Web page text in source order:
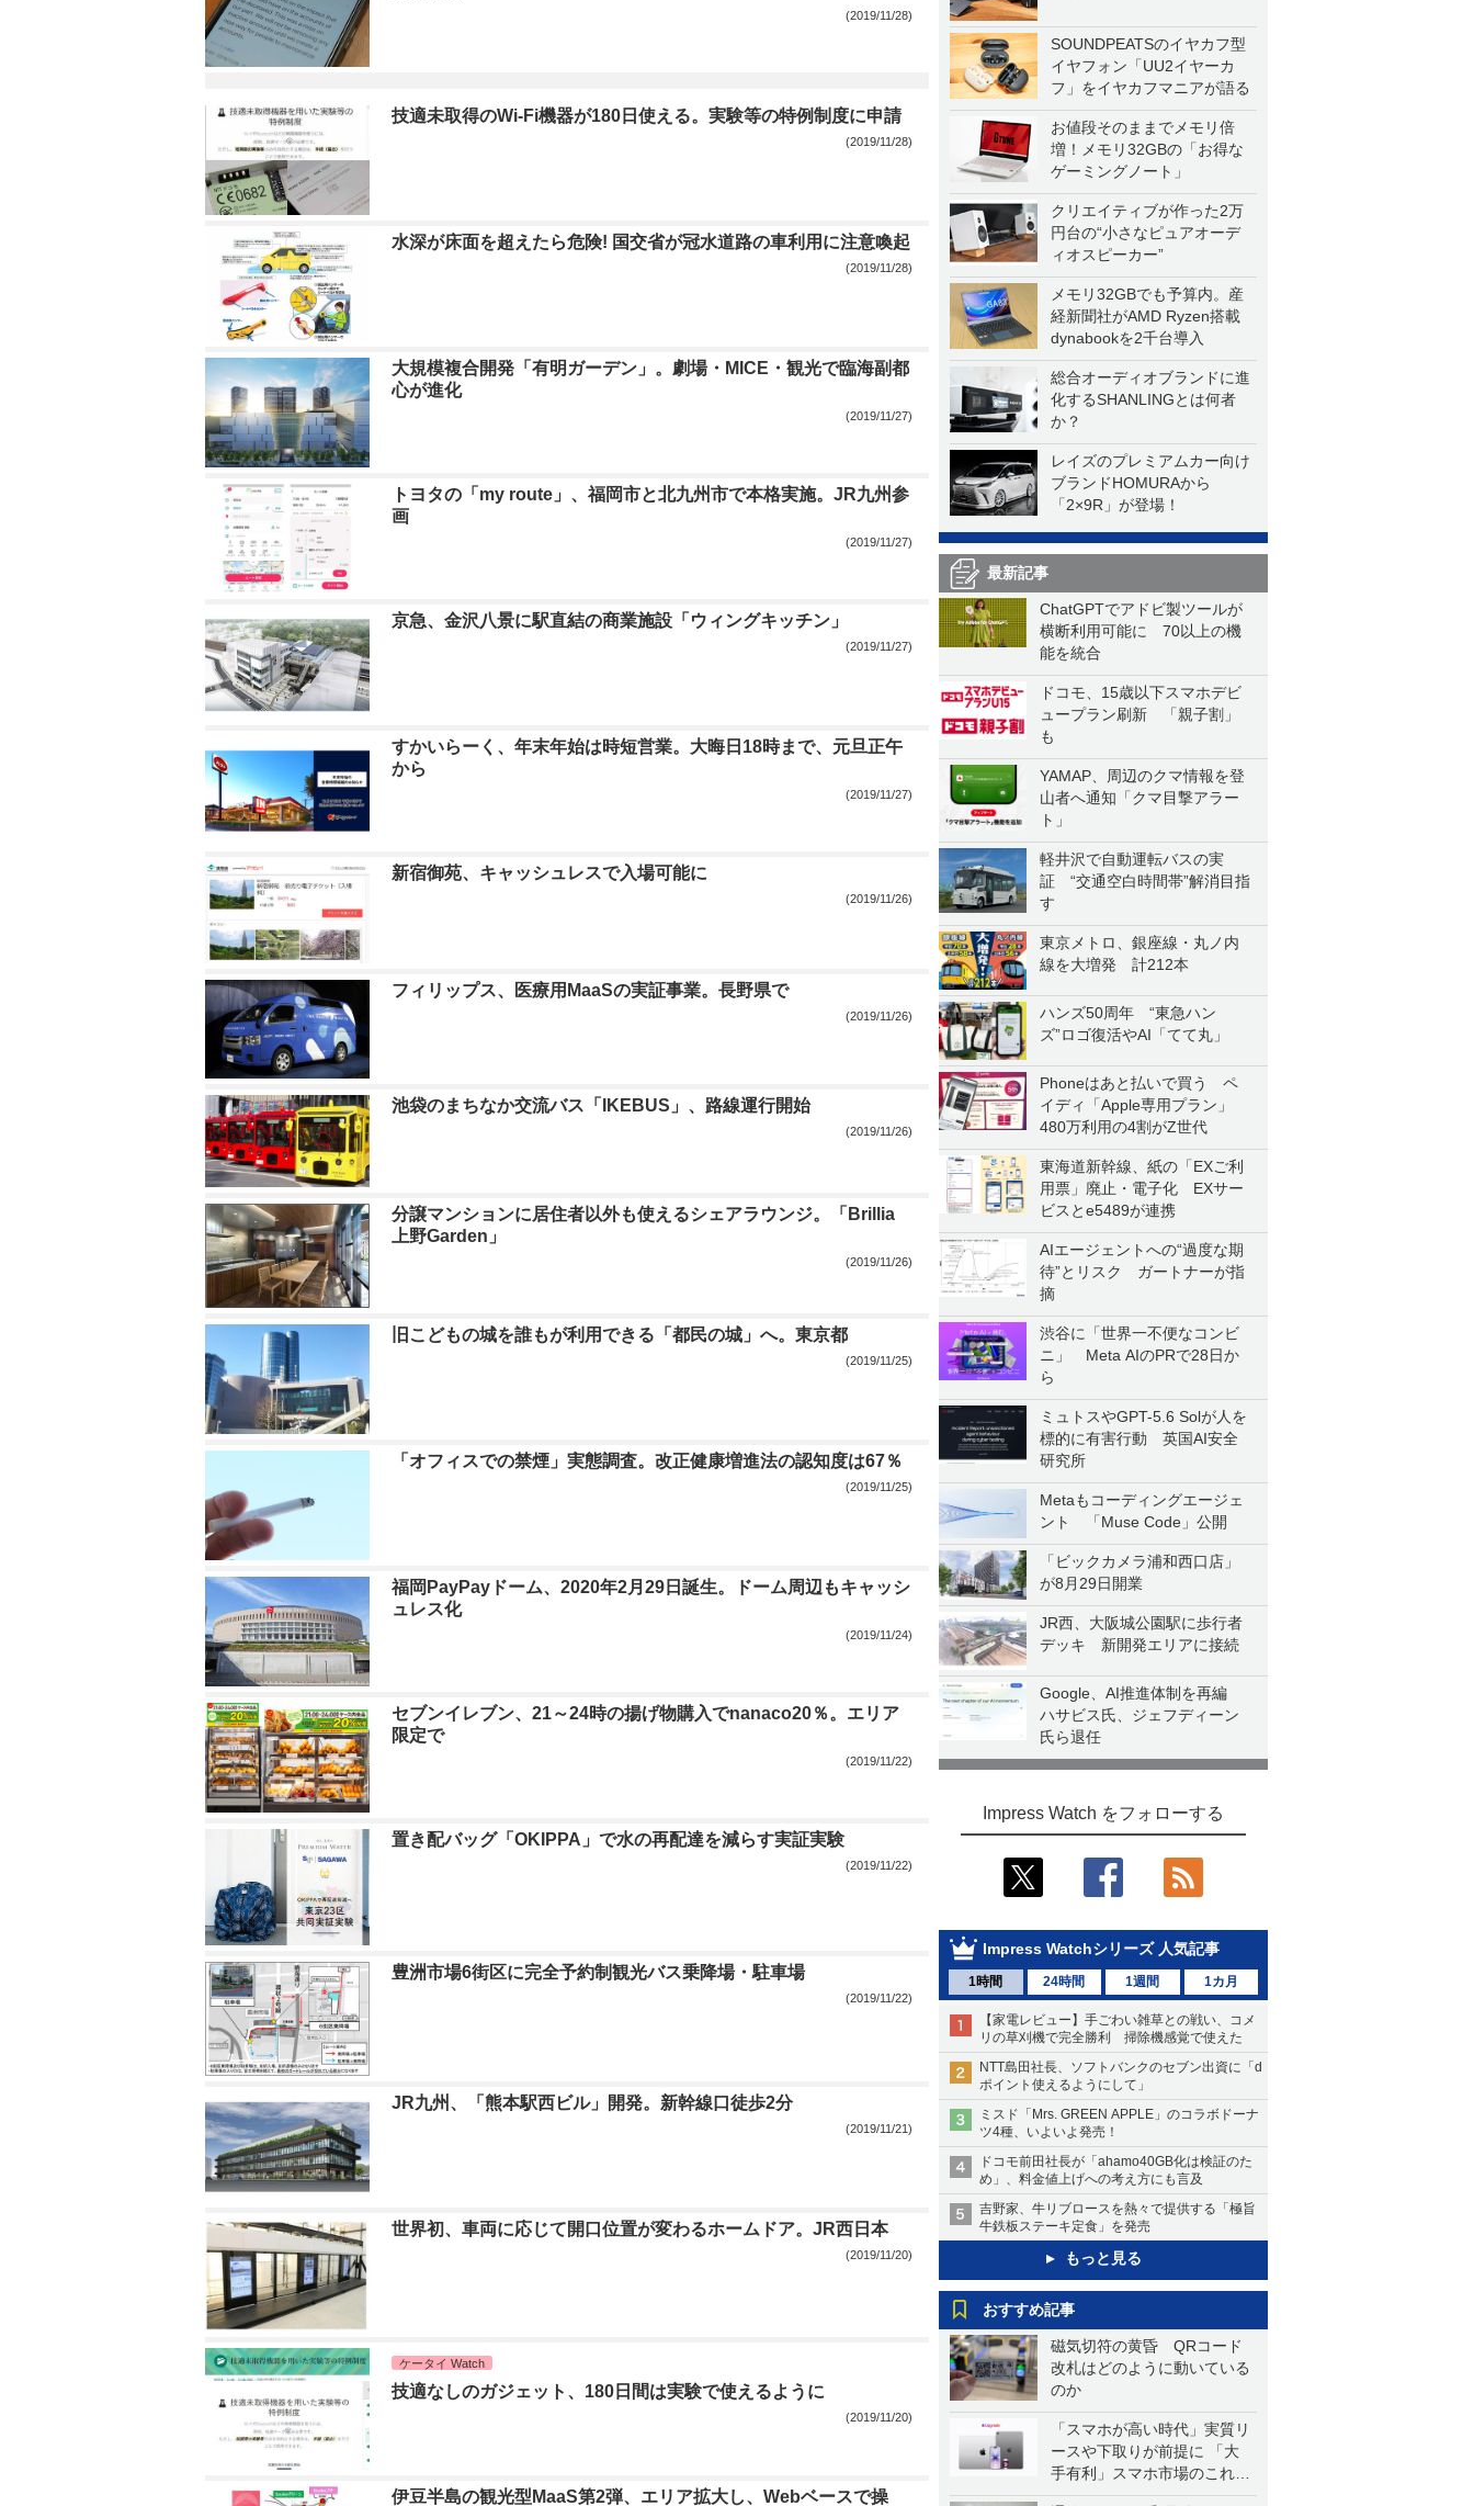
SOUNDPEATSのイヤカフ型
イヤフォン「UU2イヤーカ
フ」をイヤカフマニアが語る
お値段そのままでメモリ倍
増！メモリ32GBの「お得な
ゲーミングノート」
クリエイティブが作った2万
円台の“小さなピュアオーデ
ィオスピーカー”
メモリ32GBでも予算内。産
経新聞社がAMD Ryzen搭載
dynabookを2千台導入
総合オーディオブランドに進
化するSHANLINGとは何者
か？
レイズのプレミアムカー向け
ブランドHOMURAから
「2×9R」が登場！
最新記事
ChatGPTでアドビ製ツールが
横断利用可能に 70以上の機
能を統合
ドコモ、15歳以下スマホデビ
ュープラン刷新 「親子割」
も
YAMAP、周辺のクマ情報を登
山者へ通知「クマ目撃アラー
ト」
軽井沢で自動運転バスの実
証 “交通空白時間帯”解消目指
す
東京メトロ、銀座線・丸ノ内
線を大増発 計212本
ハンズ50周年 “東急ハン
ズ”ロゴ復活やAI「てて丸」
Phoneはあと払いで買う ペ
イディ「Apple専用プラン」
480万利用の4割がZ世代
東海道新幹線、紙の「EXご利
用票」廃止・電子化 EXサー
ビスとe5489が連携
AIエージェントへの“過度な期
待”とリスク ガートナーが指
摘
渋谷に「世界一不便なコンビ
ニ」 Meta AIのPRで28日か
ら
ミュトスやGPT-5.6 Solが人を
標的に有害行動 英国AI安全
研究所
Metaもコーディングエージェ
ント 「Muse Code」公開
「ビックカメラ浦和西口店」
が8月29日開業
JR西、大阪城公園駅に歩行者
デッキ 新開発エリアに接続
Google、AI推進体制を再編
ハサビス氏、ジェフディーン
氏ら退任
Impress Watch をフォローする
Impress Watchシリーズ 人気記事
1時間 24時間 1週間 1カ月
【家電レビュー】手ごわい雑草との戦い、コメ
リの草刈機で完全勝利 掃除機感覚で使えた
NTT島田社長、ソフトバンクのセブン出資に「d
ポイント使えるようにして」
ミスド「Mrs. GREEN APPLE」のコラボドーナ
ツ4種、いよいよ発売！
ドコモ前田社長が「ahamo40GB化は検証のた
め」、料金値上げへの考え方にも言及
吉野家、牛リブロースを熱々で提供する「極旨
牛鉄板ステーキ定食」を発売
もっと見る
おすすめ記事
磁気切符の黄昏 QRコード
改札はどのように動いている
のか
「スマホが高い時代」実質リ
ースや下取りが前提に 「大
手有利」スマホ市場のこれか
ら
(2019/11/28)
技適未取得のWi-Fi機器が180日使える。実験等の特例制度に申請
(2019/11/28)
水深が床面を超えたら危険! 国交省が冠水道路の車利用に注意喚起
(2019/11/28)
大規模複合開発「有明ガーデン」。劇場・MICE・観光で臨海副都
心が進化
(2019/11/27)
トヨタの「my route」、福岡市と北九州市で本格実施。JR九州参
画
(2019/11/27)
京急、金沢八景に駅直結の商業施設「ウィングキッチン」
(2019/11/27)
すかいらーく、年末年始は時短営業。大晦日18時まで、元旦正午
から
(2019/11/27)
新宿御苑、キャッシュレスで入場可能に
(2019/11/26)
フィリップス、医療用MaaSの実証事業。長野県で
(2019/11/26)
池袋のまちなか交流バス「IKEBUS」、路線運行開始
(2019/11/26)
分譲マンションに居住者以外も使えるシェアラウンジ。「Brillia
上野Garden」
(2019/11/26)
旧こどもの城を誰もが利用できる「都民の城」へ。東京都
(2019/11/25)
「オフィスでの禁煙」実態調査。改正健康増進法の認知度は67％
(2019/11/25)
福岡PayPayドーム、2020年2月29日誕生。ドーム周辺もキャッシ
ュレス化
(2019/11/24)
セブンイレブン、21～24時の揚げ物購入でnanaco20％。エリア
限定で
(2019/11/22)
置き配バッグ「OKIPPA」で水の再配達を減らす実証実験
(2019/11/22)
豊洲市場6街区に完全予約制観光バス乗降場・駐車場
(2019/11/22)
JR九州、「熊本駅西ビル」開発。新幹線口徒歩2分
(2019/11/21)
世界初、車両に応じて開口位置が変わるホームドア。JR西日本
(2019/11/20)
ケータイ Watch
技適なしのガジェット、180日間は実験で使えるように
(2019/11/20)
伊豆半島の観光型MaaS第2弾、エリア拡大し、Webベースで操